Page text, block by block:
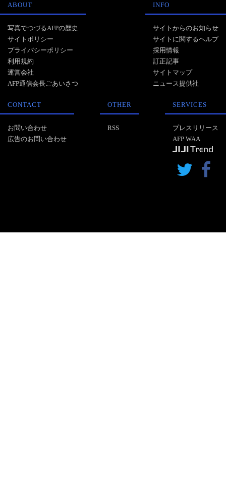
ABOUT
写真でつづるAFPの歴史
サイトポリシー
プライバシーポリシー
利用規約
運営会社
AFP通信会長ごあいさつ
INFO
サイトからのお知らせ
サイトに関するヘルプ
採用情報
訂正記事
サイトマップ
ニュース提供社
CONTACT
お問い合わせ
広告のお問い合わせ
OTHER
RSS
SERVICES
プレスリリース
AFP WAA